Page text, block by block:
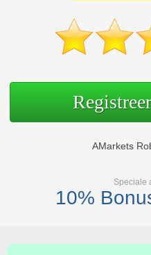
AMarkets
Speciale
10%